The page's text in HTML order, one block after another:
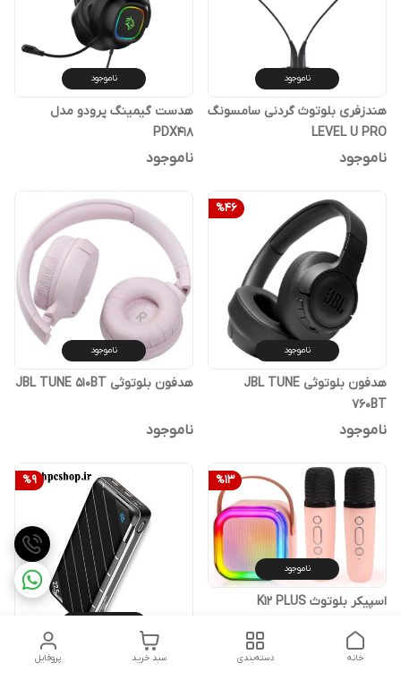
ناموجود
هندزفری بلوتوث گردنی سامسونگ
LEVEL U PRO
ناموجود
ناموجود
هدست گیمینگ پرودو مدل
PDX418
ناموجود
%46
ناموجود
هدفون بلوتوثی JBL TUNE
760BT
ناموجود
ناموجود
هدفون بلوتوثی JBL TUNE 510BT
ناموجود
%13
ناموجود
اسپیکر بلوتوث K12 PLUS
ناموجود
%9
پاوربانک کانفلون Q13 20000 پروفایل سبد خرید دسته‌بندی خانه